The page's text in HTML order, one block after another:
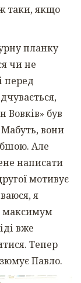
таки, якщо
планку
чи не
перед
Вовків» був
вони
Але
написати
мотивує
я
максимум
вже
Тепер
Павло.